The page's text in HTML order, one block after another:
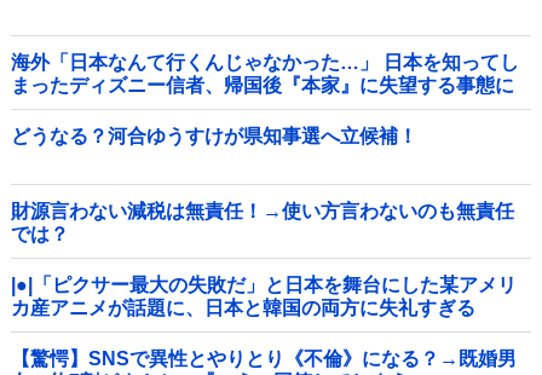
海外「日本なんて行くんじゃなかった…」 日本を知ってし
まったディズニー信者、帰国後『本家』に失望する事態に
どうなる？河合ゆうすけが県知事選へ立候補！
財源言わない減税は無責任！→使い方言わないのも無責任
では？
|●|「ピクサー最大の失敗だ」と日本を舞台にした某アメリ
カ産アニメが話題に、日本と韓国の両方に失礼すぎる
わ……
【驚愕】SNSで異性とやりとり《不倫》になる？→既婚男